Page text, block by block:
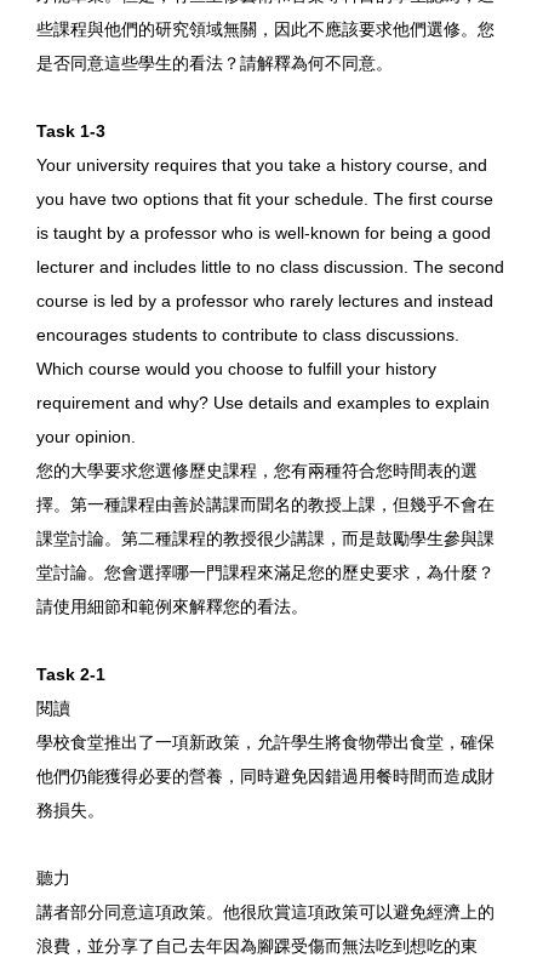
些課程與他們的研究領域無關，因此不應該要求他們選修。您
是否同意這些學生的看法？請解釋為何不同意。
Task 1-3
Your university requires that you take a history course, and
you have two options that fit your schedule. The first course
is taught by a professor who is well-known for being a good
lecturer and includes little to no class discussion. The second
course is led by a professor who rarely lectures and instead
encourages students to contribute to class discussions.
Which course would you choose to fulfill your history
requirement and why? Use details and examples to explain
your opinion.
您的大學要求您選修歷史課程，您有兩種符合您時間表的選
擇。第一種課程由善於講課而聞名的教授上課，但幾乎不會在
課堂討論。第二種課程的教授很少講課，而是鼓勵學生參與課
堂討論。您會選擇哪一門課程來滿足您的歷史要求，為什麼？
請使用細節和範例來解釋您的看法。
Task 2-1
閱讀
學校食堂推出了一項新政策，允許學生將食物帶出食堂，確保
他們仍能獲得必要的營養，同時避免因錯過用餐時間而造成財
務損失。
聽力
講者部分同意這項政策。他很欣賞這項政策可以避免經濟上的
浪費，並分享了自己去年因為腳踝受傷而無法吃到想吃的東